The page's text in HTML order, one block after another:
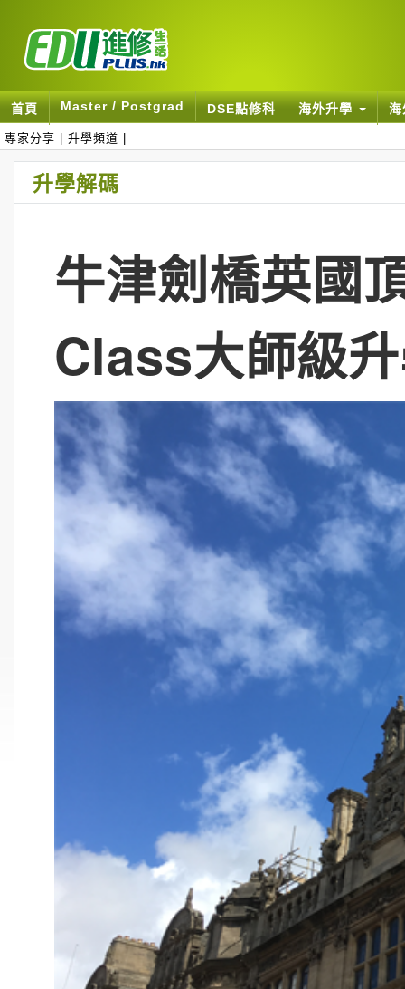
首頁 Master / Postgrad DSE點修科 海外升學
專家分享 升學頻道
升學解碼
牛津劍橋英國
Class大師級